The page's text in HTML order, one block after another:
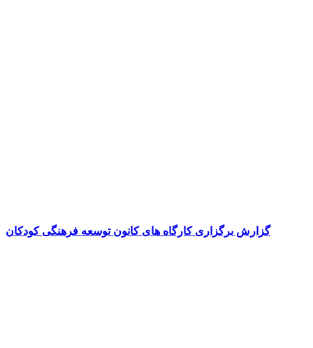
گزارش برگزاری کارگاه های کانون توسعه فرهنگی کودکان